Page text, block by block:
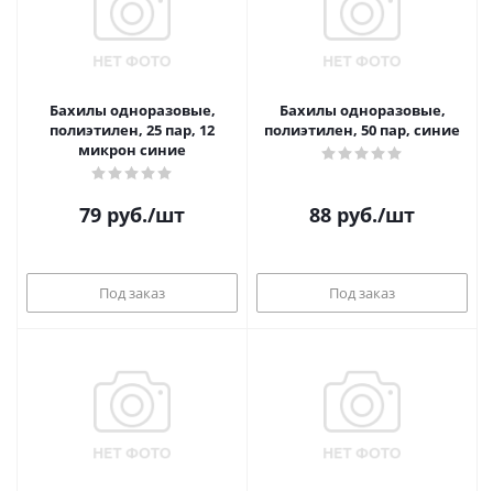
Бахилы одноразовые,
полиэтилен, 25 пар, 12
микрон синие
79 руб./шт
Под заказ
Бахилы одноразовые,
полиэтилен, 50 пар, синие
88 руб./шт
Под заказ